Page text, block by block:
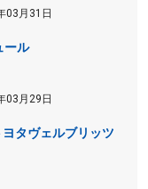
03月31日
ール
03月29日
タヴェルブリッツ